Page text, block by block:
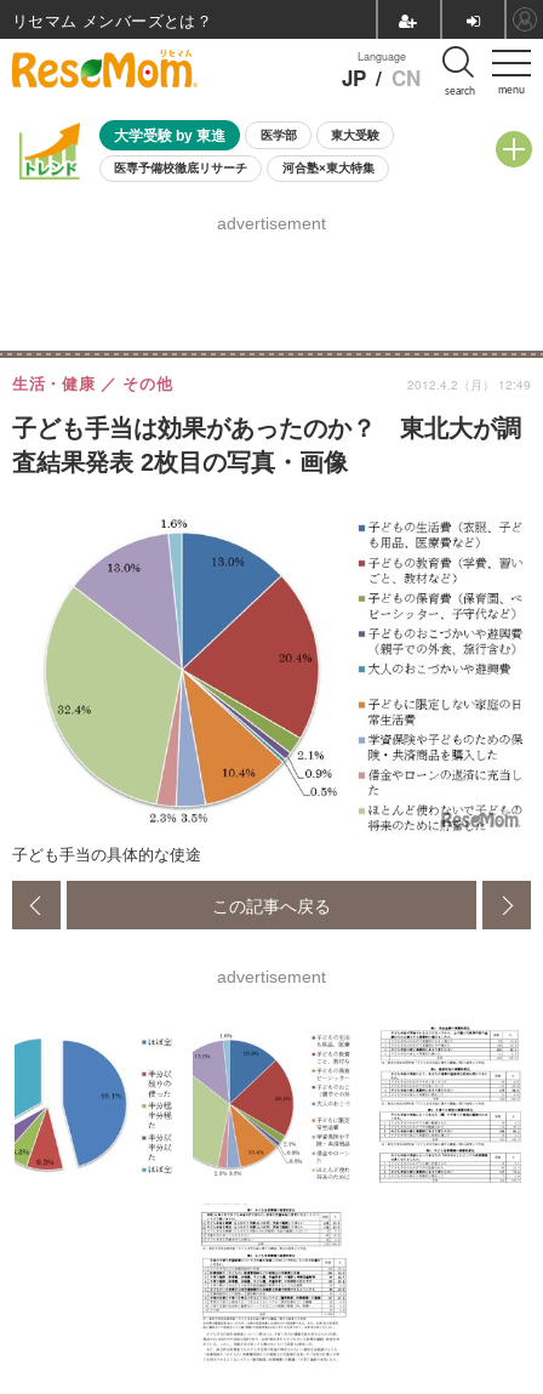
menu
Language
JP / CN search
大学受験 by 東進 医学部 東大受験
医専予備校徹底リサーチ 河合塾×東大特集
8月開催学校説明会・相談会
advertisement
子ども手当は効果があったのか？ 東北大が調
査結果発表 2枚目の写真・画像
生活・健康 その他 2012.4.2（月） 12:49
子ども手当の具体的な使途
この記事へ戻る
advertisement
リセマム メンバーズ